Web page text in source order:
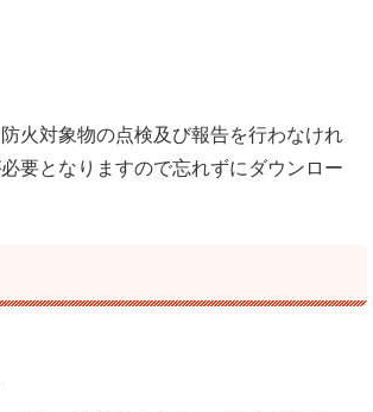
火対象物の点検及び報告を行わなけれ
要となりますので忘れずにダウンロー